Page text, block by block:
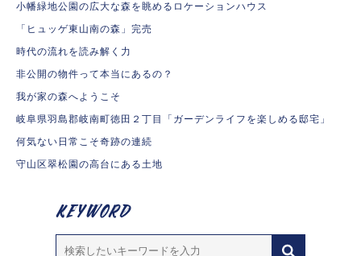
小幡緑地公園の広大な森を眺めるロケーションハウス
「ヒュッゲ東山南の森」完売
時代の流れを読み解く力
非公開の物件って本当にあるの？
我が家の森へようこそ
岐阜県羽島郡岐南町徳田２丁目「ガーデンライフを楽しめる邸宅」
何気ない日常こそ奇跡の連続
守山区翠松園の高台にある土地